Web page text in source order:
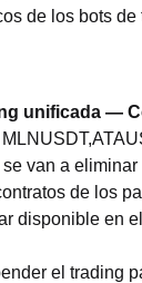
de los bots
unificada —
van a eliminar
de los
disponible en
el trading